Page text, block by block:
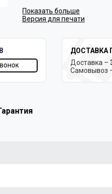
Показать больше
Версия для печати
ДОСТАВКА
Доставка –
Самовывоз